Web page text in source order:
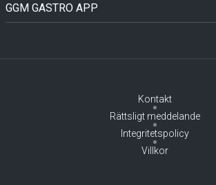
GGM GASTRO APP
Kontakt
Rättsligt meddelande
Integritetspolicy
Villkor